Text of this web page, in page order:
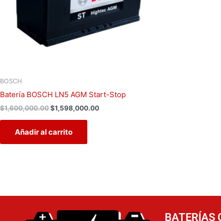
BOSCH
Batería BOSCH LN5 AGM Start-Stop
$1,600,000.00$1,598,000.00
Añadir al carrito
BATERÍAS